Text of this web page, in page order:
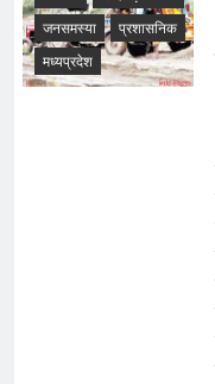
जनसमस्या
प्रशासनिक
मध्यप्रदेश